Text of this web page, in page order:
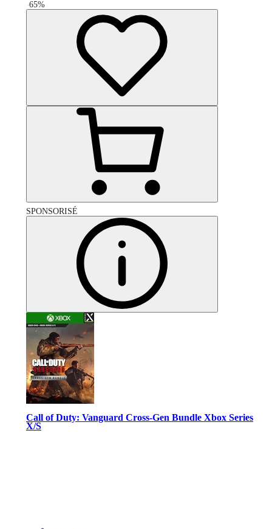
-65%
SPONSORISÉ
Call of Duty: Vanguard Cross-Gen Bundle Xbox Series
X/S